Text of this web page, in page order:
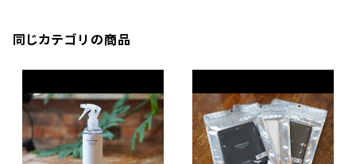
同じカテゴリの商品